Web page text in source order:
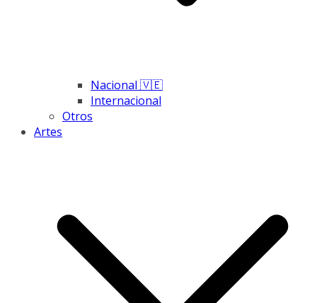
Nacional 🇻🇪
Internacional
Otros
Artes